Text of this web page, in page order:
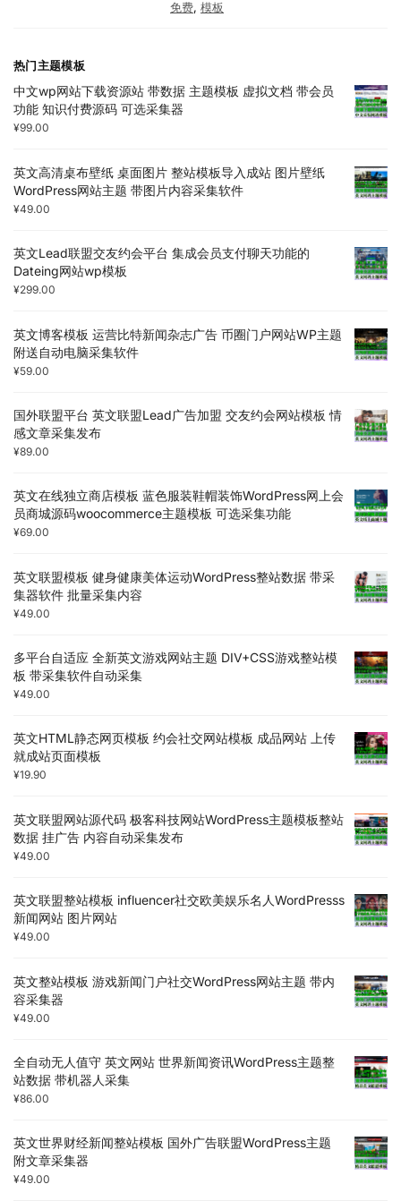
免费, 模板
热门主题模板
中文wp网站下载资源站 带数据 主题模板 虚拟文档 带会员
功能 知识付费源码 可选采集器
¥99.00
英文高清桌布壁纸 桌面图片 整站模板导入成站 图片壁纸
WordPress网站主题 带图片内容采集软件
¥49.00
英文Lead联盟交友约会平台 集成会员支付聊天功能的
Dateing网站wp模板
¥299.00
英文博客模板 运营比特新闻杂志广告 币圈门户网站WP主题
附送自动电脑采集软件
¥59.00
国外联盟平台 英文联盟Lead广告加盟 交友约会网站模板 情
感文章采集发布
¥89.00
英文在线独立商店模板 蓝色服装鞋帽装饰WordPress网上会
员商城源码woocommerce主题模板 可选采集功能
¥69.00
英文联盟模板 健身健康美体运动WordPress整站数据 带采
集器软件 批量采集内容
¥49.00
多平台自适应 全新英文游戏网站主题 DIV+CSS游戏整站模
板 带采集软件自动采集
¥49.00
英文HTML静态网页模板 约会社交网站模板 成品网站 上传
就成站页面模板
¥19.90
英文联盟网站源代码 极客科技网站WordPress主题模板整站
数据 挂广告 内容自动采集发布
¥49.00
英文联盟整站模板 influencer社交欧美娱乐名人WordPresss
新闻网站 图片网站
¥49.00
英文整站模板 游戏新闻门户社交WordPress网站主题 带内
容采集器
¥49.00
全自动无人值守 英文网站 世界新闻资讯WordPress主题整
站数据 带机器人采集
¥86.00
英文世界财经新闻整站模板 国外广告联盟WordPress主题
附文章采集器
¥49.00